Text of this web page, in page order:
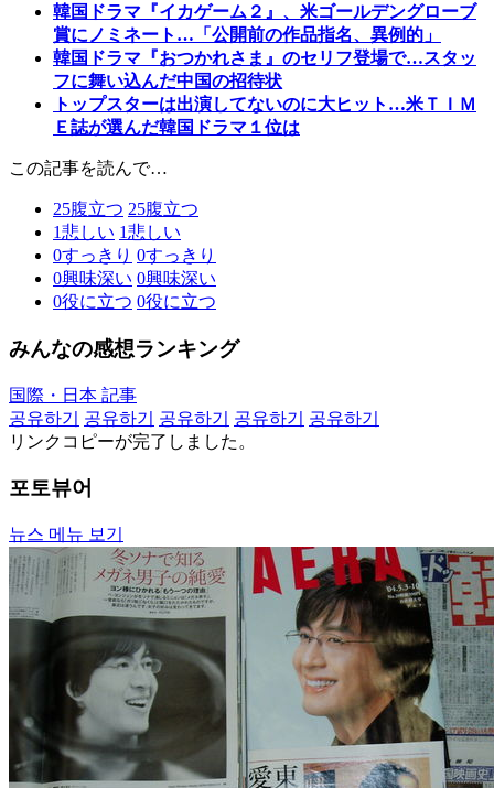
韓国ドラマ『イカゲーム２』、米ゴールデングローブ
賞にノミネート…「公開前の作品指名、異例的」
韓国ドラマ『おつかれさま』のセリフ登場で…スタッ
フに舞い込んだ中国の招待状
トップスターは出演してないのに大ヒット…米ＴＩＭ
Ｅ誌が選んだ韓国ドラマ１位は
この記事を読んで…
25腹立つ 25腹立つ
1悲しい 1悲しい
0すっきり 0すっきり
0興味深い 0興味深い
0役に立つ 0役に立つ
みんなの感想ランキング
国際・日本 記事
공유하기
공유하기 공유하기 공유하기
공유하기
リンクコピーが完了しました。
포토뷰어
뉴스 메뉴 보기